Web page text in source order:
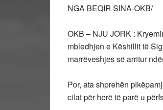
NGA BEQIR SINA-OKB/
OKB – NJU JORK :
mbledhjen e Këshillit të
marrëveshjes së arritur
Por, ata shprehën
cilat për herë të parë u